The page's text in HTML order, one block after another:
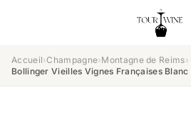
Accueil›Champagne›Montagne de Reims›
Bollinger Vieilles Vignes Françaises